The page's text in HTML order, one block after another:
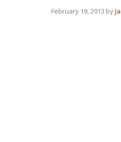
February 19, 2013 by